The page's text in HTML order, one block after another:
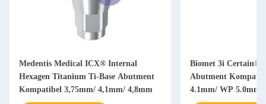
Medentis Medical ICX® Internal
Hexagen Titanium Ti-Base Abutment
Kompatibel 3,75mm/ 4,1mm/ 4,8mm
Biomet 3i Certain®
Abutment
4.1mm/ WP 5.0mm